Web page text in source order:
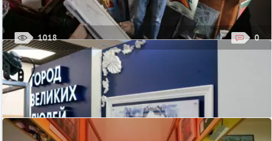
До конца 2020 г. в Гостином дворе будет проходить выставка
«История Гостиного двора», знакомящая с далеким прошлым
одного из самых старых и известных ...
Гостиный Двор
1018 0
Новая жизнь «Другого искусства». Постоянная
экспозиция работ из коллекций Л. Талочкина и М.
Алшибая
Почти два десятка лет существует круглогодичная выставка
«Другое искусство», расположенная в Музейном центре
Российского государственного ...